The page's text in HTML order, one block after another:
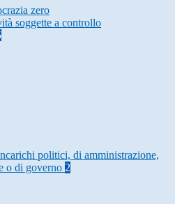
zero
soggette a controllo
politici, di amministrazione,
o di governo 2